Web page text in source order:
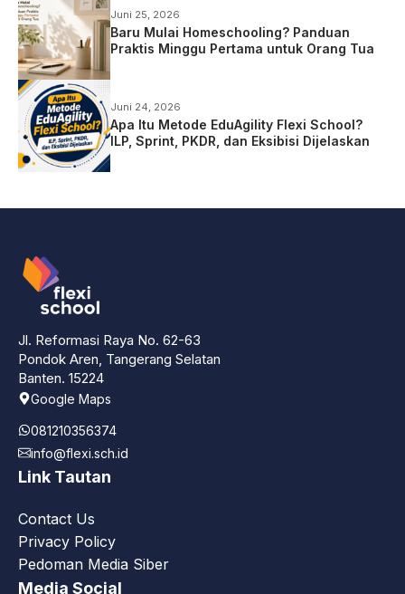
Juni 25, 2026
Baru Mulai Homeschooling? Panduan
Praktis Minggu Pertama untuk Orang Tua
Juni 24, 2026
Apa Itu Metode EduAgility Flexi School?
ILP, Sprint, PKDR, dan Eksibisi Dijelaskan
Jl. Reformasi Raya No. 62-63
Pondok Aren, Tangerang Selatan
Banten. 15224
Google Maps
081210356374
info@flexi.sch.id
Link Tautan
Contact Us
Privacy Policy
Pedoman Media Siber
Media Social